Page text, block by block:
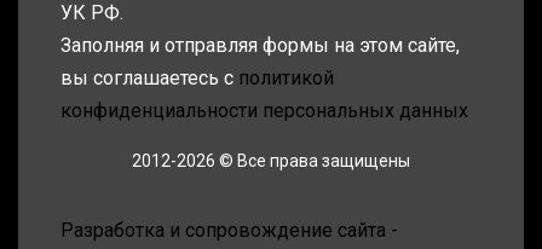
УК РФ.
Заполняя и отправляя формы на этом сайте,
вы соглашаетесь с политикой
конфиденциальности персональных данных
2012-2026 © Все права защищены
Разработка и сопровождение сайта -